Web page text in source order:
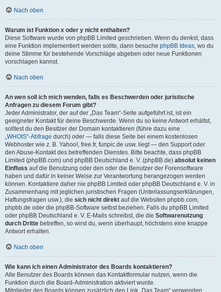
Nach oben
Warum ist Funktion x oder y nicht enthalten?
Diese Software wurde von phpBB Limited geschrieben. Wenn du denkst, dass
eine Funktion implementiert werden sollte, dann besuche phpBB Ideas, wo du
deine Stimme für bestehende Vorschläge abgeben oder neue Funktionen
vorschlagen kannst.
Nach oben
An wen soll ich mich wenden, falls es Beschwerden oder juristische
Anfragen zu diesem Forum gibt?
Jeder Administrator, der auf der „Das Team“-Seite aufgeführt ist, ist ein
geeigneter Kontakt für deine Beschwerde. Wenn du so keine Antwort erhältst,
solltest du den Besitzer der Domain kontaktieren (führe dazu eine
„WHOIS“-Abfrage durch) oder — falls diese Seite bei einem kostenlosen
Webhoster wie z. B. Yahoo!, free.fr, funpic.de usw. liegt — den Support oder
den Abuse-Kontakt des betreffenden Dienstes. Bitte beachte, dass phpBB
Limited (phpBB.com) und phpBB Deutschland e. V. (phpBB.de) absolut keinen
Einfluss auf die Benutzung oder den oder die Benutzer der Forensoftware
haben und dafür in keiner Weise zur Verantwortung herangezogen werden
können. Kontaktiere daher nie phpBB Limited oder phpBB Deutschland e. V. in
Zusammenhang mit jeglichen juristischen Fragen (Unterlassungserklärungen,
Haftungsfragen usw.), die sich nicht direkt auf die Websiten phpbb.com,
phpbb.de oder die phpBB-Software selbst beziehen. Falls du phpBB Limited
oder phpBB Deutschland e. V. E-Mails schreibst, die die Softwarenutzung
durch Dritte betreffen, so wirst du, wenn überhaupt, höchstens eine knappe
Antwort erhalten.
Nach oben
Wie kann ich einen Administrator des Boards kontaktieren?
Alle Benutzer des Boards können das Kontaktformular nutzen, wenn die
Funktion durch die Board-Administration aktiviert wurde.
Mitglieder des Boards können zusätzlich den Link „Das Team“ verwenden.